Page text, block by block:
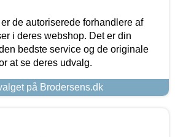
de autoriserede forhandlere af
i deres webshop. Det er din
bedste service og de originale
at se deres udvalg.
på Brodersens.dk